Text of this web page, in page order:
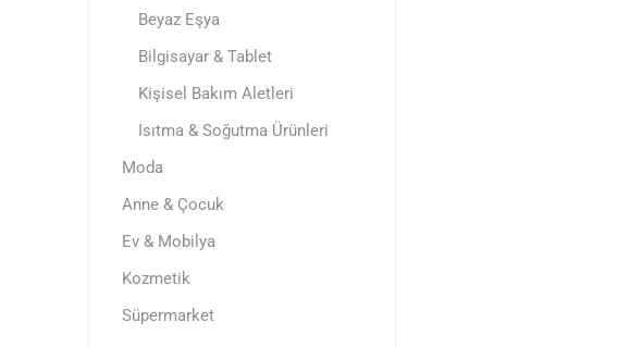
Beyaz Eşya
Bilgisayar & Tablet
Kişisel Bakım Aletleri
Isıtma & Soğutma Ürünleri
Moda
Anne & Çocuk
Ev & Mobilya
Kozmetik
Süpermarket